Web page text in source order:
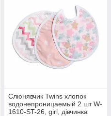
Слюнявчик Twins хлопок
водонепроницаемый 2 шт W-
1610-ST-26, girl, дівчинка